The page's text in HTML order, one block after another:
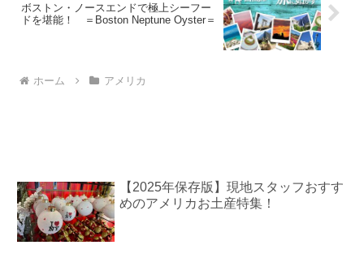
ボストン・ノースエンドで極上シーフー
ドを堪能！ ＝Boston Neptune Oyster＝
ホーム アメリカ
【2025年保存版】現地スタッフおすす
めのアメリカお土産特集！